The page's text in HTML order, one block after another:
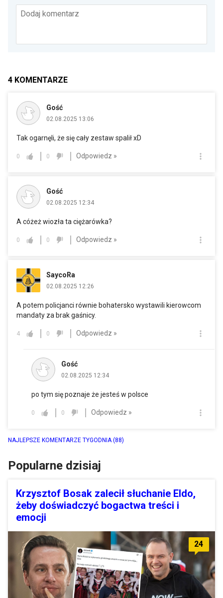
Dodaj komentarz
4 KOMENTARZE
Gość
02.08.2025 13:06
Tak ogarnęli, że się cały zestaw spalił xD
0 0 Odpowiedz »
Gość
02.08.2025 12:34
A cóżeż wiozła ta ciężarówka?
0 0 Odpowiedz »
SaycoRa
02.08.2025 12:26
A potem policjanci równie bohatersko wystawili kierowcom
mandaty za brak gaśnicy.
4 0 Odpowiedz »
Gość
02.08.2025 12:34
po tym się poznaje że jesteś w polsce
0 0 Odpowiedz »
NAJLEPSZE KOMENTARZE TYGODNIA (88)
Popularne dzisiaj
Krzysztof Bosak zalecił słuchanie Eldo,
żeby doświadczyć bogactwa treści i
emocji
24